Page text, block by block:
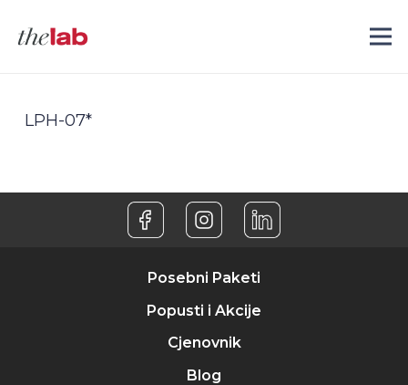
LPH-07*
Posebni Paketi
Popusti i Akcije
Cjenovnik
Blog